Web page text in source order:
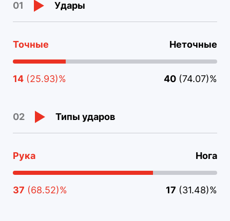
01 Удары
Точные Неточные
14 (25.93)% 40 (74.07)%
02 Типы ударов
Рука Нога
37 (68.52)% 17 (31.48)%